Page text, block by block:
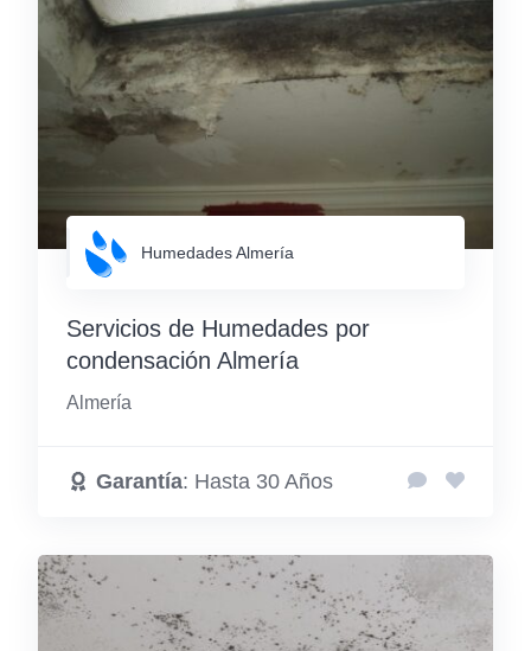
Humedades Almería
Servicios de Humedades por
condensación Almería
Almería
Garantía: Hasta 30 Años